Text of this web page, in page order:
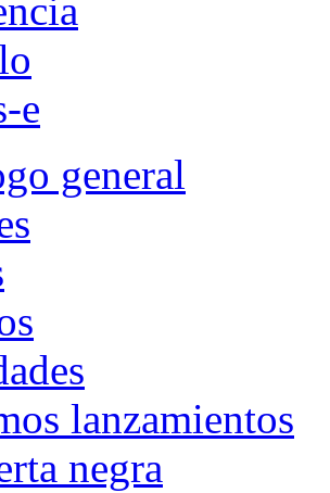
e
general
lanzamientos
negra